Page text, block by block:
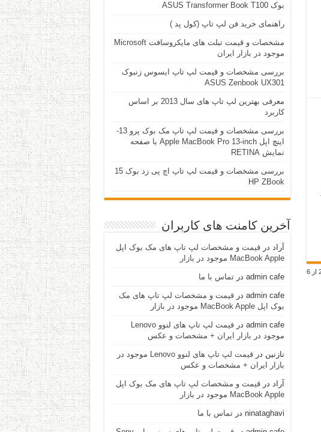
بوک ASUS Transformer Book T100
راهنمای خرید فن لپ تاپ (کول پد )
مشخصات و قیمت تبلت های مایکروسافت Microsoft
موجود در بازار ایران
بررسی مشخصات و قیمت لپ تاپ ایسوس زنبوک
ASUS Zenbook UX301
معرفی بهترین لپ تاپ های سال 2013 بر اساس
کاربرد
بررسی مشخصات و فیمت لپ تاپ مک بوک پرو 13-
اینچ اپل Apple MacBook Pro 13-inch با صفحه
نمایش RETINA
بررسی مشخصات و قیمت لپ تاپ اچ پی زد بوک 15
HP ZBook
آخرین کامنت های کاربران
آراد درقیمت و مشخصات لپ تاپ های مک بوک اپل
MacBook Apple موجود در بازار
admin cafe درتماس با ما
admin cafe درقیمت و مشخصات لپ تاپ های مک
بوک اپل MacBook Apple موجود در بازار
admin cafe در
قیمت لپ تاپ های لنوو Lenovo
موجود در بازار ایران + مشخصات و عکس
نازنین در
قیمت لپ تاپ های لنوو Lenovo موجود در
بازار ایران + مشخصات و عکس
آراد درقیمت و مشخصات لپ تاپ های مک بوک اپل
MacBook Apple موجود در بازار
ninataghavi درتماس با ما